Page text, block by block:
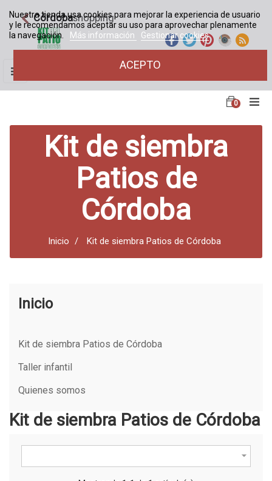
Córdobashopping
Nuestra tienda usa cookies para mejorar la experiencia de usuario
y le recomendamos aceptar su uso para aprovechar plenamente
la navegación.
Más información Gestionar cookies
ACEPTO
Navegación
de
palanca
☰
0
Kit de siembra
Patios de
Córdoba
Inicio Kit de siembra Patios de Córdoba
Inicio
Kit de siembra Patios de Córdoba
Taller infantil
Quienes somos
Kit de siembra Patios de Córdoba
